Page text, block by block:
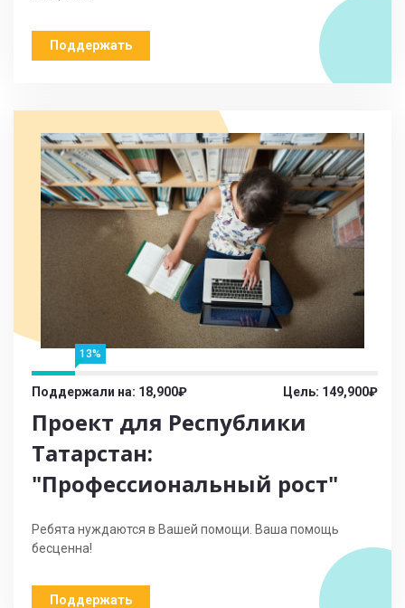
Поддержать
13%
Поддержали на: 18,900₽ Цель: 149,900₽
Проект для Республики
Татарстан:
"Профессиональный рост"
Ребята нуждаются в Вашей помощи. Ваша помощь
бесценна!
Поддержать